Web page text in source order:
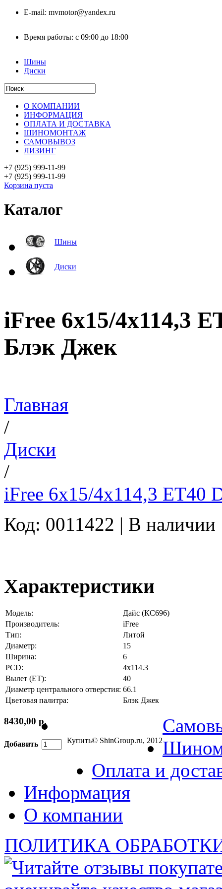
E-mail: mvmotor@yandex.ru
Время работы: с 09:00 до 18:00
Шины
Диски
О КОМПАНИИ
ИНФОРМАЦИЯ
ОПЛАТА И ДОСТАВКА
ШИНОМОНТАЖ
САМОВЫВОЗ
ЛИЗИНГ
+7 (925) 999-11-99
+7 (925) 999-11-99
Корзина пуста
Каталог
Шины
Диски
iFree 6x15/4x114,3
Блэк Джек
Главная
/
Диски
/
iFree 6x15/4x114,3 ET40
Код: 0011422 | В наличии
Характеристики
Модель:
Дайс (КС696)
Производитель:
iFree
Тип:
Литой
Диаметр:
15
Ширина:
6
PCD:
4x114.3
Вылет (ET):
40
Диаметр центрального отверстия: 66.1
Цветовая палитра:
Блэк Джек
8430,00 р.
Добавить Купить© ShinGroup.ru, 2012
Оплата и
Информация
О компании
ПОЛИТИКА